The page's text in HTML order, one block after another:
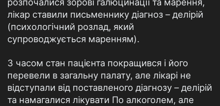
лікар ставили письменнику діагноз – делірій
(психологічний розлад, який
супроводжується маренням).
З часом стан пацієнта покращився і його
перевели в загальну палату, але лікарі не
відступали від поставленого діагнозу – делірій
та намагалися лікувати По алкоголем, але